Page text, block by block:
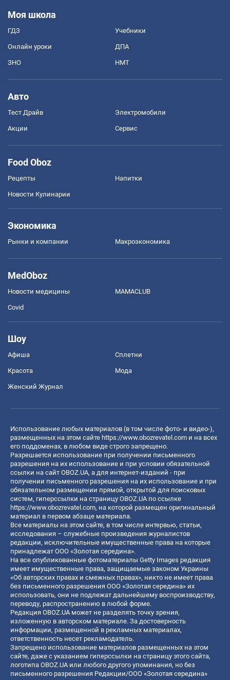
Моя школа
ГДЗ Учебники
Онлайн уроки ДПА
ЗНО НМТ
Авто
Тест Драйв Электромобили
Акции Сервис
Food Oboz
Рецепты Напитки
Новости Кулинарии
Экономика
Рынки и компании Mакроэкономика
MedOboz
Новости медицины MAMACLUB
Covid
Шоу
Афиша Сплетни
Красота Мода
Женский Журнал
Использование любых материалов (в том числе фото- и видео-),
размещенных на этом сайте https://www.obozrevatel.com и на всех
его поддоменах, в любом виде строго запрещено.
Разрешается использование при получении письменного
разрешения на их использование и при условии обязательной
ссылки на сайт OBOZ.UA, а для интернет-изданий - при
получении письменного разрешения на их использование и при
обязательном размещении прямой, открытой для поисковых
систем, гиперссылки на страницу OBOZ.UA по ссылке
https://www.obozrevatel.com, на которой размещен оригинальный
материал в первом абзаце материала.
Все материалы на этом сайте, в том числе интервью, статьи,
исследования – служебные произведения журналистов
редакции, исключительные имущественные права на которые
принадлежат ООО «Золотая середина».
На все опубликованные фотоматериалы Getty Images редакция
имеет имущественные права, защищаемые законом Украины
«Об авторских правах и смежных правах», никто не имеет права
без письменного разрешения ООО «Золотая середина» их
использовать, они не подлежат дальнейшему воспроизводству,
переводу, распространению в любой форме.
Редакция OBOZ.UA может не разделять точку зрения,
изложенную в авторском материале. За достоверность
информации, размещенной в рекламных материалах,
ответственность несет рекламодатель.
Запрещено использование материалов размещенных на этом
сайте, даже с указанием гиперссылки на страницу этого сайта,
логотипа OBOZ.UA или любого другого упоминания, но без
письменного разрешения Редакции/ООО «Золотая середина»